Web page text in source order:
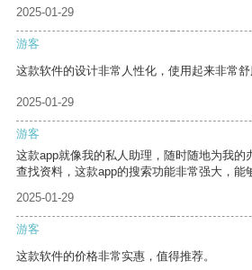
2025-01-29
游客
这款软件的设计非常人性化，使用起来非常舒
2025-01-29
游客
这款app就像我的私人助理，随时随地为我的
查找资料，这款app的搜索功能非常强大，能
2025-01-29
游客
这款软件的价格非常实惠，值得推荐。